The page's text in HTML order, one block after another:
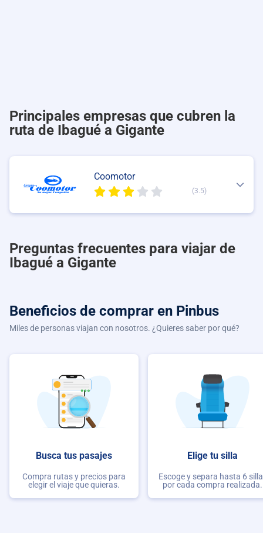
Principales empresas que cubren la
ruta de Ibagué a Gigante
Coomotor
(3.5)
Preguntas frecuentes para viajar de
Ibagué a Gigante
Beneficios de comprar en Pinbus
Miles de personas viajan con nosotros. ¿Quieres saber por qué?
Busca tus pasajes
Compra rutas y precios para
elegir el viaje que quieras.
Elige tu silla
Escoge y separa hasta 6
por cada compra realizada.